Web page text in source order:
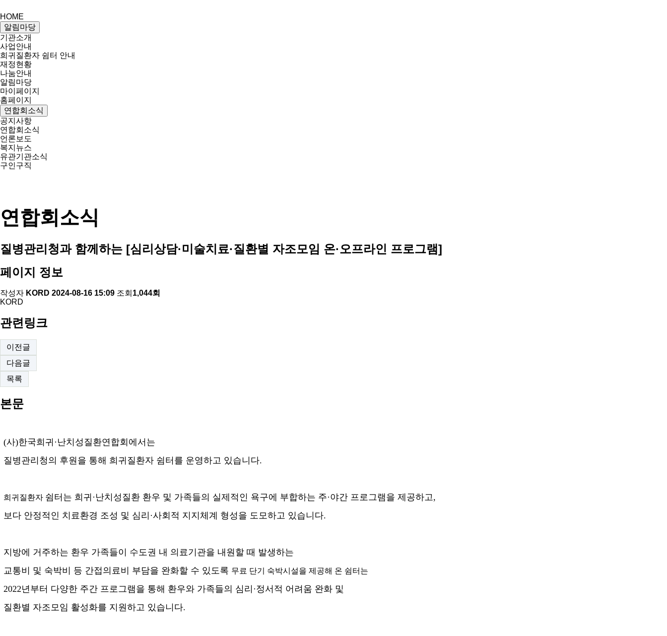
HOME
알림마당
기관소개
사업안내
희귀질환자 쉼터 안내
재정현황
나눔안내
알림마당
마이페이지
홈페이지
연합회소식
공지사항
연합회소식
언론보도
복지뉴스
유관기관소식
구인구직
연합회소식
질병관리청과 함께하는 [심리상담·미술치료·질환별 자조모임 온·오프라인 프로그램]
페이지 정보
작성자 KORD 2024-08-16 15:09 조회 1,044회
KORD
관련링크
이전글
다음글
목록
본문
(사)한국희귀 · 난치성질환연합회에서는
질병관리청의 후원을 통해 희귀질환자 쉼터를 운영하고 있습니다.
희귀질환자 쉼터는 희귀 · 난치성질환 환우 및 가족들의 실제적인 욕구에 부합하는 주·야간 프로그램을 제공하고,
보다 안정적인 치료환경 조성 및 심리 ·사회적 지지체계 형성을 도모하고 있습니다.
지방에 거주하는 환우 가족들이 수도권 내 의료기관을 내원할 때 발생하는
교통비 및 숙박비 등 간접의료비 부담을 완화할 수 있도록 무료 단기 숙박시설을 제공해 온 쉼터는
2022년부터 다양한 주간 프로그램을 통해 환우와 가족들의 심리 ·정서적 어려움 완화 및
질환별 자조모임 활성화를 지원하고 있습니다.